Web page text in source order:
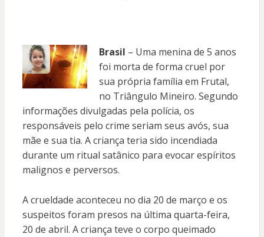
Brasil – Uma menina de 5 anos
foi morta de forma cruel por
sua própria família em Frutal,
no Triângulo Mineiro. Segundo
informações divulgadas pela polícia, os
responsáveis pelo crime seriam seus avós, sua
mãe e sua tia. A criança teria sido incendiada
durante um ritual satânico para evocar espíritos
malignos e perversos.
A crueldade aconteceu no dia 20 de março e os
suspeitos foram presos na última quarta-feira,
20 de abril. A criança teve o corpo queimado